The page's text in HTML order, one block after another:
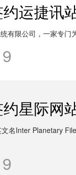
运捷讯
有限公司，一家专
星际网
名Inter Planetary